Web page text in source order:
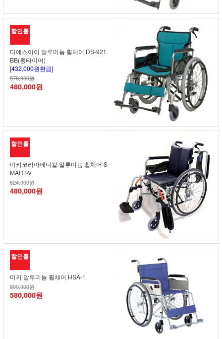
할인률
디에스아이 알루미늄 휠체어 DS-921
BB(통타이어)
[432,000원환급]
578,000원
480,000원
할인률
미키코리아메디칼 알루미늄 휠체어 S
MART-V
624,000원
480,000원
할인률
미키 알루미늄 휠체어 HSA-1
600,000원
580,000원